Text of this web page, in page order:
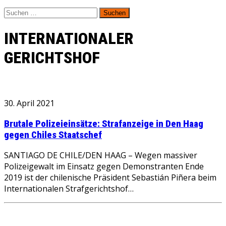
Suchen
nach:
INTERNATIONALER
GERICHTSHOF
30. April 2021
Brutale Polizeieinsätze: Strafanzeige in Den Haag
gegen Chiles Staatschef
SANTIAGO DE CHILE/DEN HAAG – Wegen massiver
Polizeigewalt im Einsatz gegen Demonstranten Ende
2019 ist der chilenische Präsident Sebastián Piñera beim
Internationalen Strafgerichtshof…